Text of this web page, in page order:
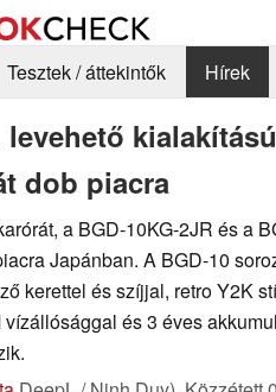
Tesztek / áttekintők Hírek
dob piacra
a BGD-10KG-2JR és a
Japánban. A BGD-10
kerettel és szíjjal, retro Y2K
és 3 éves